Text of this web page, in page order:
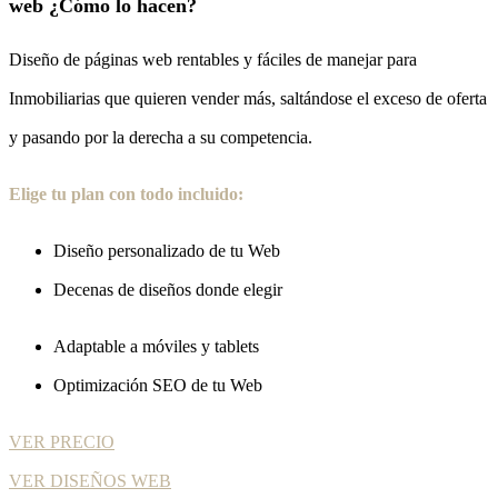
web ¿Cómo lo hacen?
Diseño de páginas web rentables y fáciles de manejar para
Inmobiliarias que quieren vender más, saltándose el exceso de oferta
y pasando por la derecha a su competencia.
Elige tu plan con todo incluido:
Diseño personalizado de tu Web
Decenas de diseños donde elegir
Adaptable a móviles y tablets
Optimización SEO de tu Web
VER PRECIO
VER DISEÑOS WEB